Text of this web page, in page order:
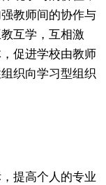
教师间的协作与
互学，互相激
促进学校由教师
织向学习型组织
提高个人的专业